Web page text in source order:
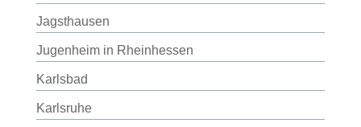
Jagsthausen
Jugenheim in Rheinhessen
Karlsbad
Karlsruhe